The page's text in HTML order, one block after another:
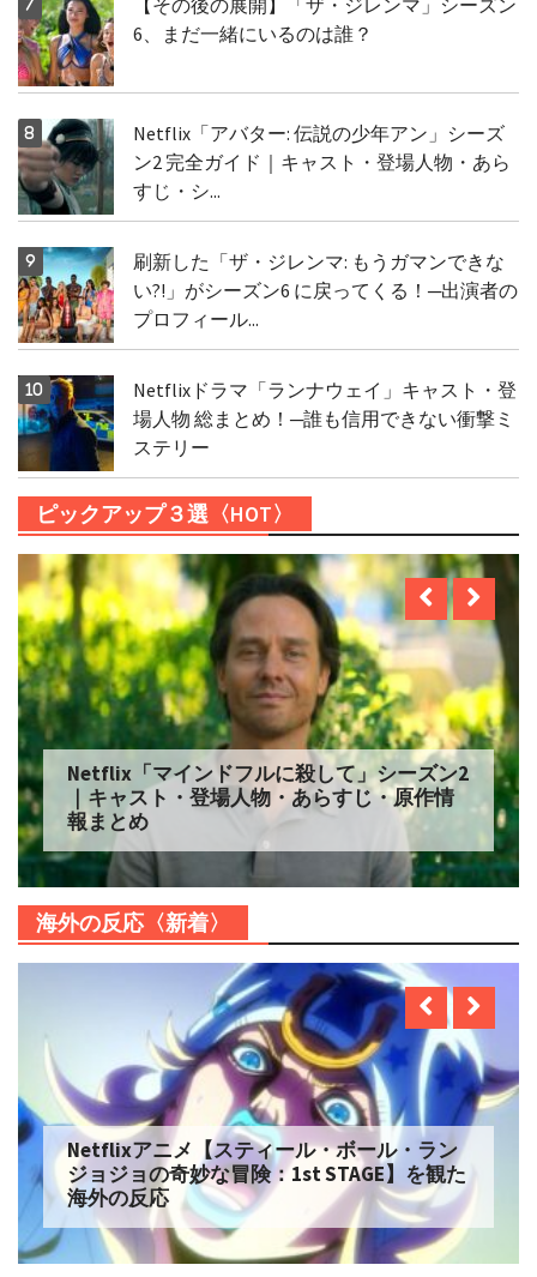
6、まだ一緒にいるのは誰？
Netflix「アバター: 伝説の少年アン」シーズ
ン2 完全ガイド｜キャスト・登場人物・あら
すじ・シ...
刷新した「ザ・ジレンマ: もうガマンできな
い?!」がシーズン6 に戻ってくる！─出演者の
プロフィール...
Netflixドラマ「ランナウェイ」キャスト・登
場人物 総まとめ！─誰も信用できない衝撃ミ
ステリー
ピックアップ３選〈HOT〉
Netflix「マインドフルに殺して」シーズン2
｜キャスト・登場人物・あらすじ・原作情
報まとめ
海外の反応〈新着〉
Netflixアニメ【スティール・ボール・ラン
ジョジョの奇妙な冒険：1st STAGE】を観た
海外の反応